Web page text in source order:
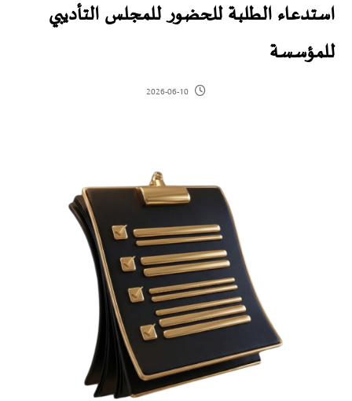
استدعاء الطلبة للحضور للمجلس التأديبي
للمؤسسة
2026-06-10